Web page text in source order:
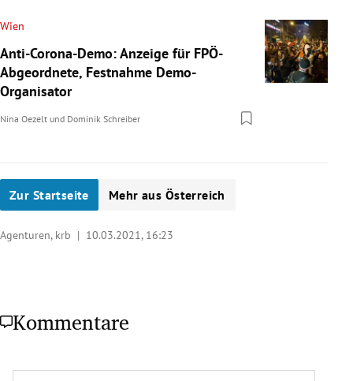
Wien
Anti-Corona-Demo: Anzeige für FPÖ-
Abgeordnete, Festnahme Demo-
Organisator
Nina Oezelt und Dominik Schreiber
Zur Startseite Mehr aus Österreich
Agenturen, krb | 10.03.2021, 16:23
Kommentare